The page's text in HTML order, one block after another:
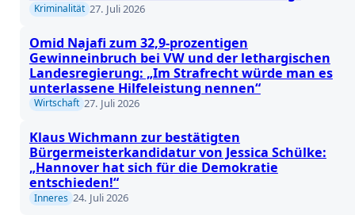
Kriminalität 27. Juli 2026
Omid Najafi zum 32,9-prozentigen
Gewinneinbruch bei VW und der lethargischen
Landesregierung: „Im Strafrecht würde man es
unterlassene Hilfeleistung nennen“
Wirtschaft 27. Juli 2026
Klaus Wichmann zur bestätigten
Bürgermeisterkandidatur von Jessica Schülke:
„Hannover hat sich für die Demokratie
entschieden!“
Inneres 24. Juli 2026